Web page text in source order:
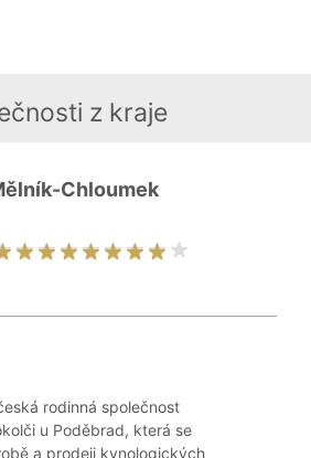
z kraje
Chloumek
rodinná společnost
u Poděbrad, která se
a prodeji kynologických